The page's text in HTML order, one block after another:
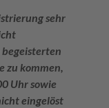
sehr
zu kommen,
Uhr sowie
eingelöst